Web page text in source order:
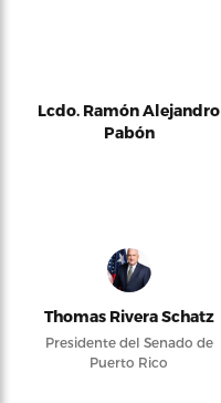
Lcdo. Ramón Alejandro
Pabón
Thomas Rivera Schatz
Presidente del Senado de
Puerto Rico